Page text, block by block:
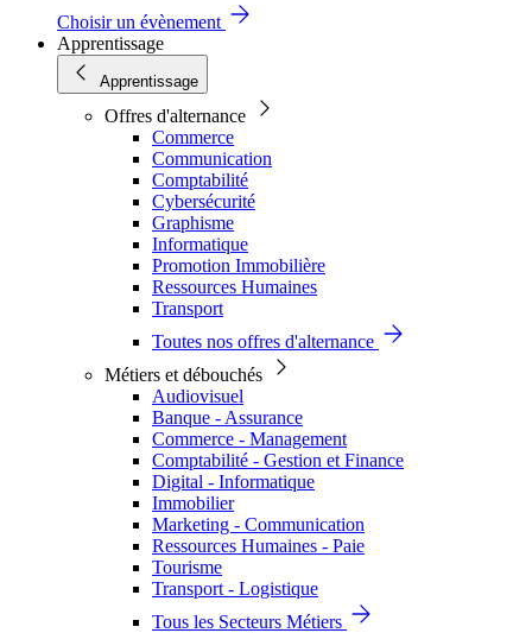
Choisir un évènement
Apprentissage
Apprentissage
Offres d'alternance
Commerce
Communication
Comptabilité
Cybersécurité
Graphisme
Informatique
Promotion Immobilière
Ressources Humaines
Transport
Toutes nos offres d'alternance
Métiers et débouchés
Audiovisuel
Banque - Assurance
Commerce - Management
Comptabilité - Gestion et Finance
Digital - Informatique
Immobilier
Marketing - Communication
Ressources Humaines - Paie
Tourisme
Transport - Logistique
Tous les Secteurs Métiers